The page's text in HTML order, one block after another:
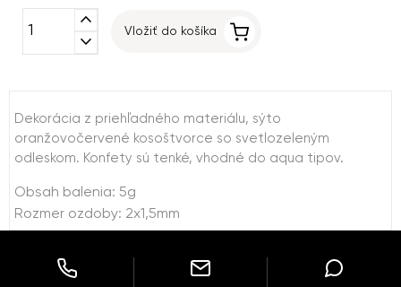
expand_less
expand_more
Vložiť do košíka
Dekorácia z priehľadného materiálu, sýto
oranžovočervené kosoštvorce so svetlozeleným
odleskom. Konfety sú tenké, vhodné do aqua tipov.
Obsah balenia: 5g
Rozmer ozdoby: 2x1,5mm